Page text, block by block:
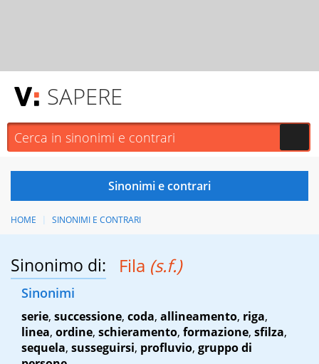
SAPERE
HOME SINONIMI E CONTRARI
Sinonimo di: Fila (s.f.)
Sinonimi
serie, successione, coda, allineamento, riga,
linea, ordine, schieramento, formazione, sfilza,
sequela, susseguirsi, profluvio, gruppo di